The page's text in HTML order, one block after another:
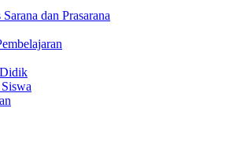
dan Prasarana
Didik